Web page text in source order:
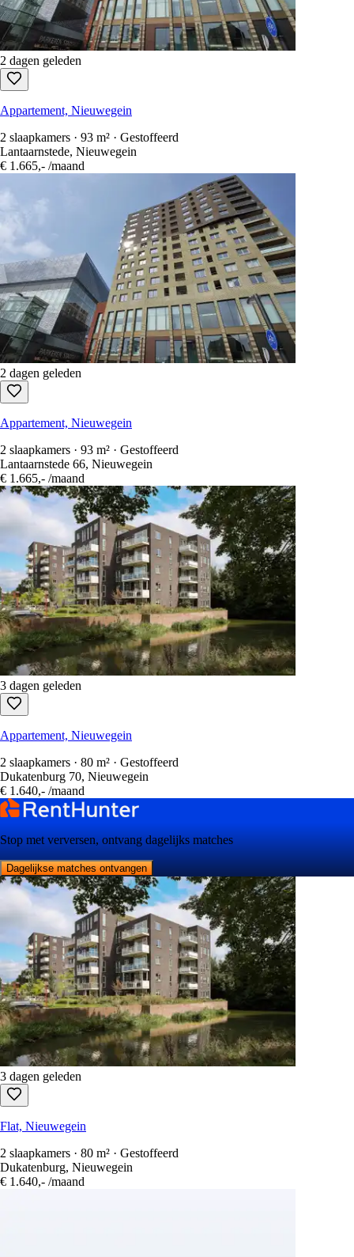
2 dagen geleden
Appartement, Nieuwegein
2 slaapkamers · 93 m² · Gestoffeerd
Lantaarnstede, Nieuwegein
€ 1.665,- /maand
2 dagen geleden
Appartement, Nieuwegein
2 slaapkamers · 93 m² · Gestoffeerd
Lantaarnstede 66, Nieuwegein
€ 1.665,- /maand
3 dagen geleden
Appartement, Nieuwegein
2 slaapkamers · 80 m² · Gestoffeerd
Dukatenburg 70, Nieuwegein
€ 1.640,- /maand
Stop met verversen, ontvang dagelijks matches
Dagelijkse matches ontvangen
3 dagen geleden
Flat, Nieuwegein
2 slaapkamers · 80 m² · Gestoffeerd
Dukatenburg, Nieuwegein
€ 1.640,- /maand